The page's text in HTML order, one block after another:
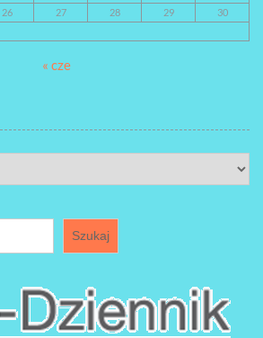
26 27 28 29
30
« cze
Szukaj